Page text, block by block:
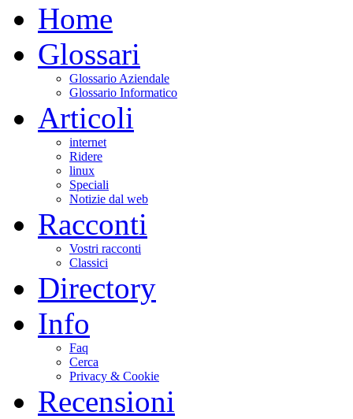
Home
Glossari
Glossario Aziendale
Glossario Informatico
Articoli
internet
Ridere
linux
Speciali
Notizie dal web
Racconti
Vostri racconti
Classici
Directory
Info
Faq
Cerca
Privacy & Cookie
Recensioni